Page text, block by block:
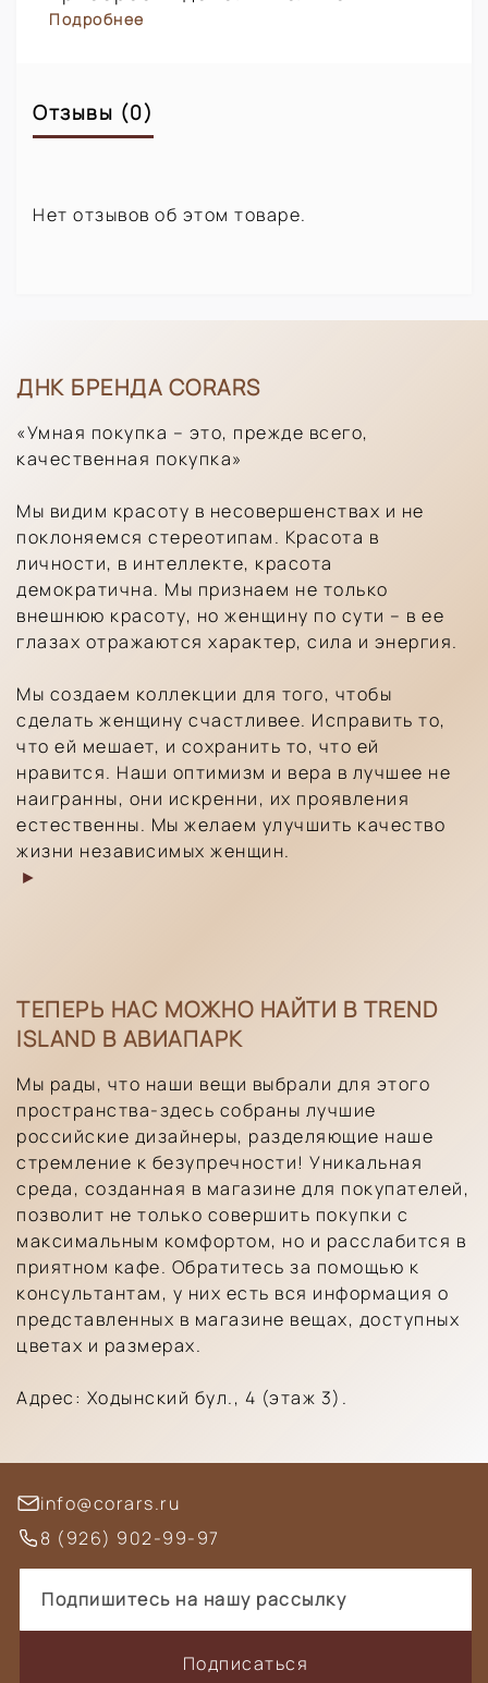
Подробнее
Отзывы (0)
Нет отзывов об этом товаре.
ДНК БРЕНДА CORARS
«Умная покупка – это, прежде всего,
качественная покупка»
Мы видим красоту в несовершенствах и не
поклоняемся стереотипам. Красота в
личности, в интеллекте, красота
демократична. Мы признаем не только
внешнюю красоту, но женщину по сути – в ее
глазах отражаются характер, сила и энергия.
Мы создаем коллекции для того, чтобы
сделать женщину счастливее. Исправить то,
что ей мешает, и сохранить то, что ей
нравится. Наши оптимизм и вера в лучшее не
наигранны, они искренни, их проявления
естественны. Мы желаем улучшить качество
жизни независимых женщин.
►
ТЕПЕРЬ НАС МОЖНО НАЙТИ В TREND
ISLAND В АВИАПАРК
Мы рады, что наши вещи выбрали для этого
пространства-здесь собраны лучшие
российские дизайнеры, разделяющие наше
стремление к безупречности! Уникальная
среда, созданная в магазине для покупателей,
позволит не только совершить покупки с
максимальным комфортом, но и расслабится в
приятном кафе. Обратитесь за помощью к
консультантам, у них есть вся информация о
представленных в магазине вещах, доступных
цветах и размерах.
Адрес: Ходынский бул., 4 (этаж 3).
info@corars.ru
8 (926) 902-99-97
Подписаться